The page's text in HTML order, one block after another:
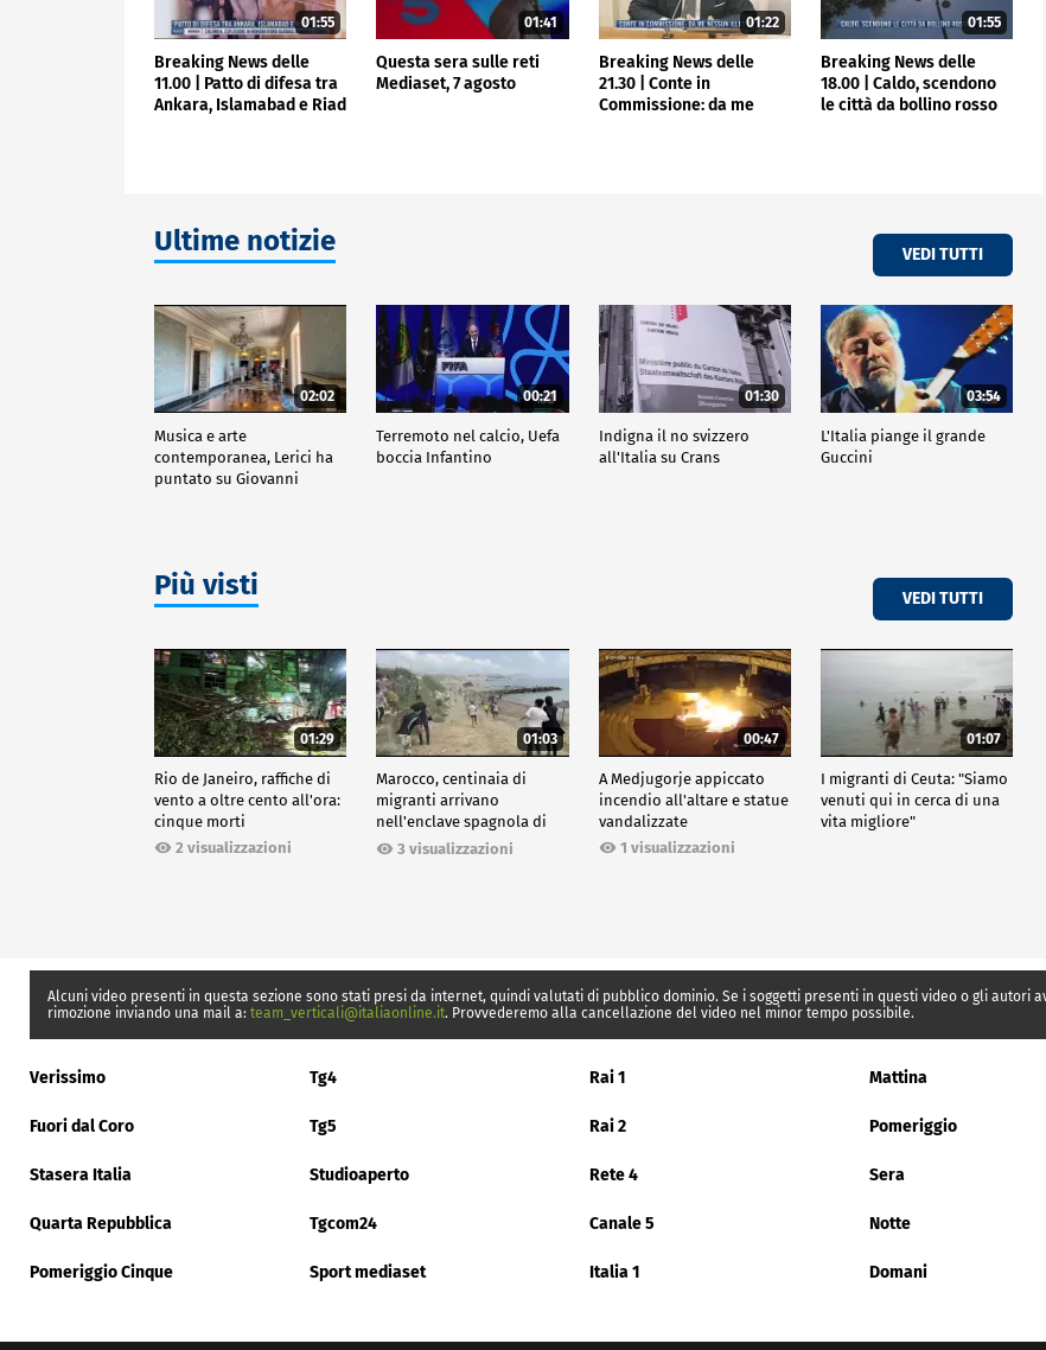
01:55
Breaking News delle
11.00 | Patto di difesa tra
Ankara, Islamabad e Riad
01:41
Questa sera sulle reti
Mediaset, 7 agosto
01:22
Breaking News delle
21.30 | Conte in
Commissione: da me
01:55
Breaking News delle
18.00 | Caldo, scendono
le città da bollino rosso
Ultime notizie VEDI TUTTI
02:02
Musica e arte
contemporanea, Lerici ha
puntato su Giovanni
00:21
Terremoto nel calcio, Uefa
boccia Infantino
01:30
Indigna il no svizzero
all'Italia su Crans
03:54
L'Italia piange il grande
Guccini
Più visti VEDI TUTTI
01:29
Rio de Janeiro, raffiche di
vento a oltre cento all'ora:
cinque morti
2 visualizzazioni
01:03
Marocco, centinaia di
migranti arrivano
nell'enclave spagnola di
Ceuta3 visualizzazioni
00:47
A Medjugorje appiccato
incendio all'altare e statue
vandalizzate
1 visualizzazioni
01:07
I migranti di Ceuta: "Siamo
venuti qui in cerca di una
vita migliore"
Alcuni video presenti in questa sezione sono stati presi da internet, quindi valutati di pubblico dominio. Se i soggetti presenti in questi video o gli
rimozione inviando una mail a: team_verticali@italiaonline.it. Provvederemo alla cancellazione del video nel minor tempo possibile.
Verissimo Tg4 Rai 1 Mattina
Fuori dal Coro Tg5 Rai 2 Pomeriggio
Stasera Italia Studioaperto Rete 4 Sera
Quarta Repubblica Tgcom24 Canale 5 Notte
Pomeriggio Cinque Sport mediaset Italia 1 Domani